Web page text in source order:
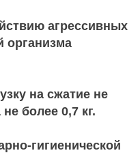
агрессивных
организма
на сжатие не
более 0,7 кг.
гигиенической